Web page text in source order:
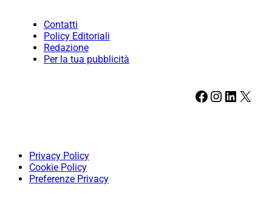
Contatti
Policy Editoriali
Redazione
Per la tua pubblicità
Facebook Instagram LinkedIn X
Privacy Policy
Cookie Policy
Preferenze Privacy